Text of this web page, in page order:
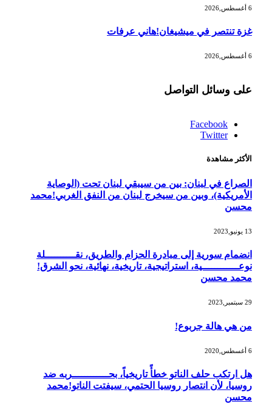
غزة تنتصر في ميشيغان!هاني عرفات
على وسائل التواصل
Facebook
Twitter
الأكثر مشاهدة
الصراع في لبنان: بين من سيبقي لبنان تحت (الوصاية
الأمريكية)، وبين من سيخرج لبنان من النفق الغربي!محمد
محسن
13 يونيو,2023
انضمام سورية إلى مبادرة الحزام والطريق، نقــــــــــلة
نوعــــــــــــية، استراتيجية، تاريخية، نهائية، نحو الشرق!
محمد محسن
29 سبتمبر,2023
من هي هالة جربوع!
هل ارتكب حلف الناتو خطأً تاريخياً، بحــــــــــــربه ضد
روسيا، لأن انتصار روسيا الحتمي، سيفتت الناتو!محمد
محسن